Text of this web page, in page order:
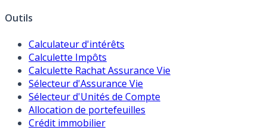
Outils
Calculateur d'intérêts
Calculette Impôts
Calculette Rachat Assurance Vie
Sélecteur d'Assurance Vie
Sélecteur d'Unités de Compte
Allocation de portefeuilles
Crédit immobilier